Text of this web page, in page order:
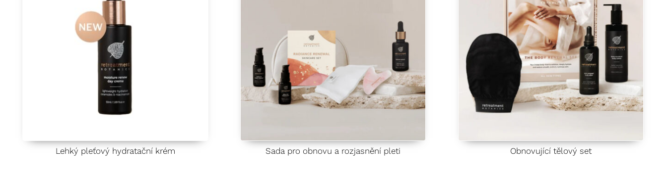
Lehký pleťový hydratační krém Sada pro obnovu a rozjasnění pleti Obnovující tělový set